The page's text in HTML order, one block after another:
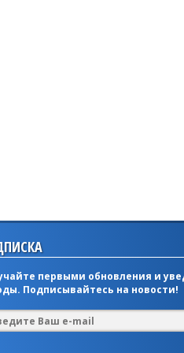
первыми обновления и
Подписывайтесь на новости!